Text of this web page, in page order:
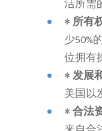
活所需
•所有
少50%
位拥有
•发展
美国以
•合法